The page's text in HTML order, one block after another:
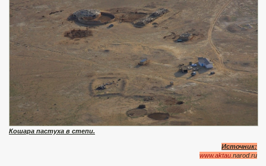
Кошара пастуха в степи.
Источник:
www.aktau .narod.ru